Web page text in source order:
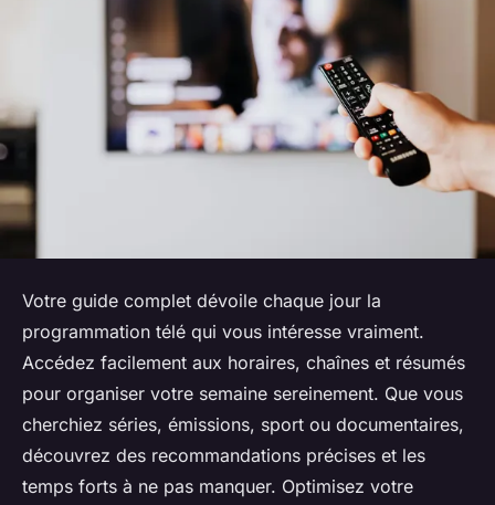
Votre guide complet dévoile chaque jour la
programmation télé qui vous intéresse vraiment.
Accédez facilement aux horaires, chaînes et résumés
pour organiser votre semaine sereinement. Que vous
cherchiez séries, émissions, sport ou documentaires,
découvrez des recommandations précises et les
temps forts à ne pas manquer. Optimisez votre